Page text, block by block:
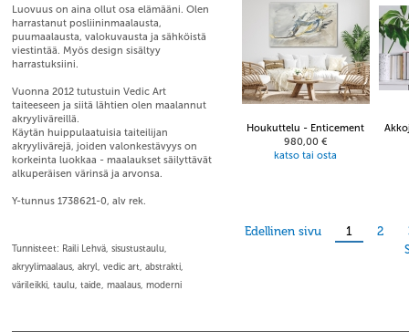
Luovuus on aina ollut osa elämääni. Olen
harrastanut posliininmaalausta,
puumaalausta, valokuvausta ja sähköistä
viestintää. Myös design sisältyy
harrastuksiini.
Vuonna 2012 tutustuin Vedic Art
taiteeseen ja siitä lähtien olen maalannut
akryyliväreillä.
Käytän huippulaatuisia taiteilijan
akryylivärejä, joiden valonkestävyys on
korkeinta luokkaa - maalaukset säilyttävät
alkuperäisen värinsä ja arvonsa.
Y-tunnus 1738621-0, alv rek.
Tunnisteet: Raili Lehvä, sisustustaulu,
akryylimaalaus, akryl, vedic art, abstrakti,
värileikki, taulu, taide, maalaus, moderni
Houkuttelu - Enticement
980,00 €
katso tai osta
Edellinen sivu 1 2